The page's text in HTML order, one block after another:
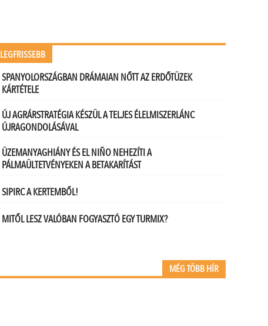
LEGFRISSEBB
SPANYOLORSZÁGBAN DRÁMAIAN NŐTT AZ ERDŐTÜZEK
KÁRTÉTELE
ÚJ AGRÁRSTRATÉGIA KÉSZÜL A TELJES ÉLELMISZERLÁNC
ÚJRAGONDOLÁSÁVAL
ÜZEMANYAGHIÁNY ÉS EL NIÑO NEHEZÍTI A
PÁLMAÜLTETVÉNYEKEN A BETAKARÍTÁST
SIPIRC A KERTEMBŐL!
MITŐL LESZ VALÓBAN FOGYASZTÓ EGY TURMIX?
MÉG TÖBB HÍR